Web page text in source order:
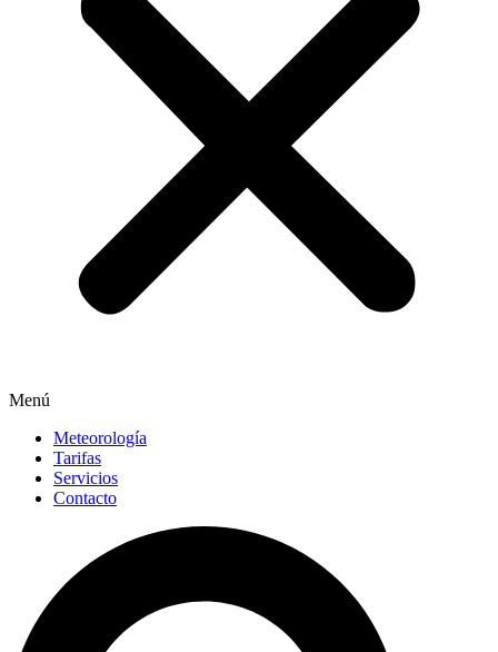
Menú
Meteorología
Tarifas
Servicios
Contacto